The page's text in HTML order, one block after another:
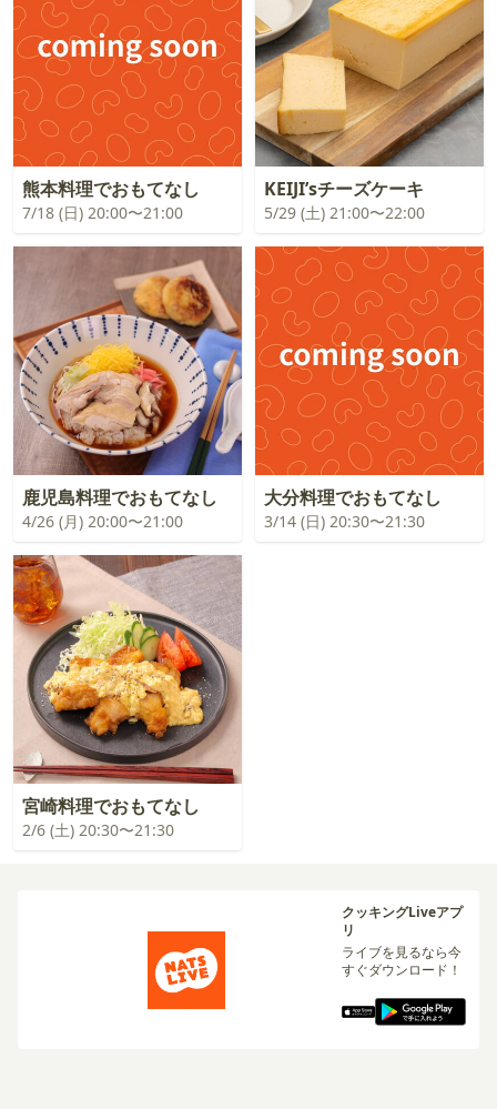
熊本料理でおもてなし
7/18 (日) 20:00〜21:00
KEIJI’sチーズケーキ
5/29 (土) 21:00〜22:00
鹿児島料理でおもてなし
4/26 (月) 20:00〜21:00
大分料理でおもてなし
3/14 (日) 20:30〜21:30
宮崎料理でおもてなし
2/6 (土) 20:30〜21:30
クッキングLiveアプ
リ
ライブを見るなら今
すぐダウンロード！